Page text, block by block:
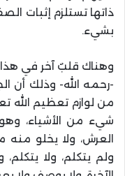
ذاتها تستلزم إثبات
بشيء.
وهناك قلبٌ آخر في
-رحمه الله- وذلك أن
من لوازم تعظيم الله
شيء من الأشياء،
العرش، ولا يخلو
ولم يتكلم، ولا